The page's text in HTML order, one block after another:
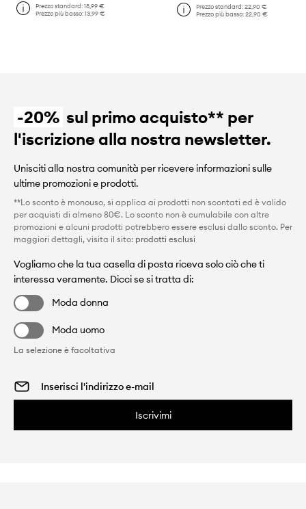
Prezzo standard:18,99 €
Prezzo più basso:13,99 €
Prezzo standard: 22,90 €
Prezzo più basso: 22,90 €
-20% sul primo acquisto** per
l'iscrizione alla nostra newsletter.
Unisciti alla nostra comunità per ricevere informazioni sulle
ultime promozioni e prodotti.
**Lo sconto è monouso, si applica ai prodotti non scontati ed è valido
per acquisti di almeno 80€. Lo sconto non è cumulabile con altre
promozioni e alcuni prodotti potrebbero essere esclusi dallo sconto. Per
maggiori dettagli, visita il sito: prodotti esclusi
Vogliamo che la tua casella di posta riceva solo ciò che ti
interessa veramente. Dicci se si tratta di:
Moda donna
Moda uomo
La selezione è facoltativa
Iscrivimi